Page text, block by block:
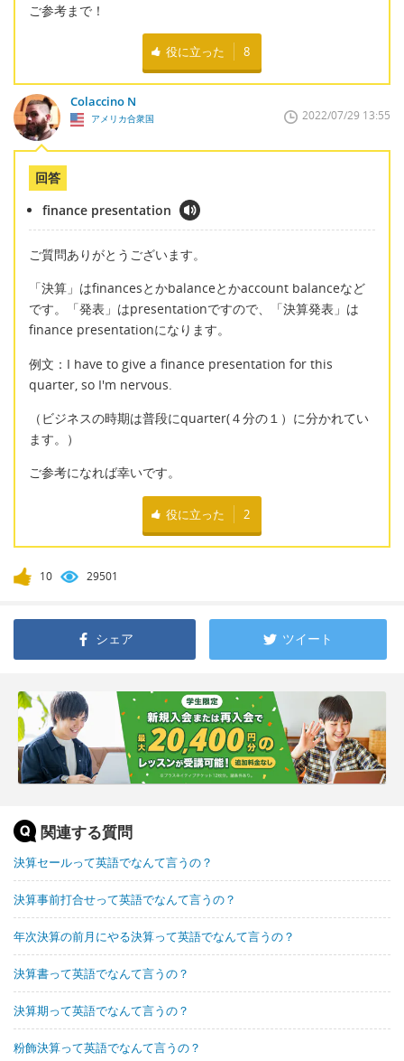
ご参考まで！
役に立った 8
Colaccino N
アメリカ合衆国 2022/07/29 13:55
回答
finance presentation
ご質問ありがとうございます。
「決算」はfinancesとかbalanceとかaccount balanceなど
です。「発表」はpresentationですので、「決算発表」は
finance presentationになります。
例文：I have to give a finance presentation for this
quarter, so I'm nervous.
（ビジネスの時期は普段にquarter(４分の１）に分かれてい
ます。）
ご参考になれば幸いです。
役に立った 2
10 29501
シェア ツイート
関連する質問
決算セールって英語でなんて言うの？
決算事前打合せって英語でなんて言うの？
年次決算の前月にやる決算って英語でなんて言うの？
決算書って英語でなんて言うの？
決算期って英語でなんて言うの？
粉飾決算って英語でなんて言うの？